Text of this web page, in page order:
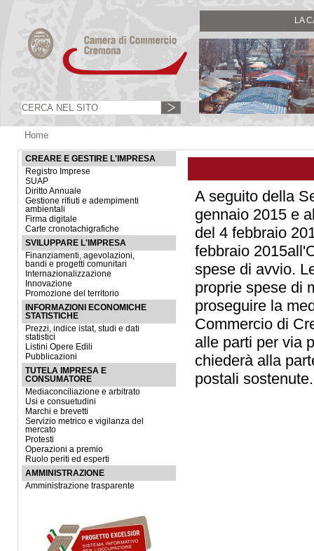
LA
Home
CREARE E GESTIRE L'IMPRESA
Registro Imprese
SUAP
Diritto Annuale
Gestione rifiuti e adempimenti
ambientali
Firma digitale
Carte cronotachigrafiche
SVILUPPARE L'IMPRESA
Finanziamenti, agevolazioni,
bandi e progetti comunitari
Internazionalizzazione
Innovazione
Promozione del territorio
INFORMAZIONI ECONOMICHE
STATISTICHE
Prezzi, indice istat, studi e dati
statistici
Listini Opere Edili
Pubblicazioni
TUTELA IMPRESA E
CONSUMATORE
Mediaconciliazione e arbitrato
Usi e consuetudini
Marchi e brevetti
Servizio metrico e vigilanza del
mercato
Protesti
Operazioni a premio
Ruolo periti ed esperti
AMMINISTRAZIONE
Amministrazione trasparente
A seguito della
gennaio 2015 e
del4 febbraio
febbraio 2015
spese di avvio.
proprie spese di
proseguire la
Commercio di
alle parti per via
chiederà alla
postali sostenute.